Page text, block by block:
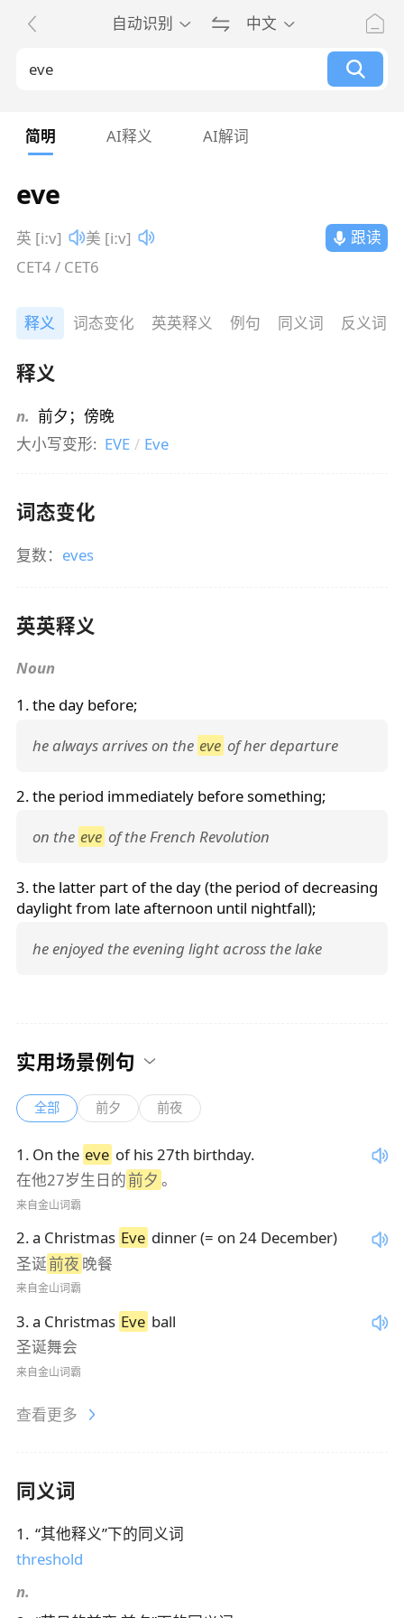
自动识别 中文
简明 AI释义 AI解词
eve
英 [iːv] 美 [iːv]
跟读
CET4 / CET6
释义 词态变化 英英释义 例句 同义词 反义词
释义
n. 前夕；傍晚
大小写变形: EVE / Eve
词态变化
复数： eves
英英释义
Noun
1. the day before;
he always arrives on the eve of her departure
2. the period immediately before something;
on the eve of the French Revolution
3. the latter part of the day (the period of decreasing
daylight from late afternoon until nightfall);
he enjoyed the evening light across the lake
实用场景例句
全部 前夕 前夜
1 . On the eve of his 27th birthday.
在他27岁生日的前夕 。
来自金山词霸
2.a Christmas Eve dinner (= on 24 December)
圣诞前夜 晚餐
来自金山词霸
3.a Christmas Eve ball
圣诞舞会
来自金山词霸
查看更多
同义词
1 . “其他释义”下的同义词
threshold
n.